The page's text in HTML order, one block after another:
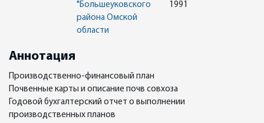
"Большеуковского
района Омской
области
1991
Аннотация
Производственно-финансовый план
Почвенные карты и описание почв совхоза
Годовой бухгалтерский отчет о выполнении
производственных планов